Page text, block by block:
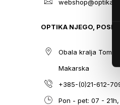
OPTIKA NJEGO,
Obala kralja
Makarska
+385-(0)21-612-
Pon - pet: 07 - 21h,